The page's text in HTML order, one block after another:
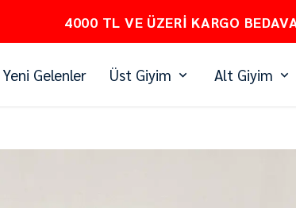
PEŞİN FİYATINA 3 TAKSİT
Yeni Gelenler Üst Giyim Alt Giyim